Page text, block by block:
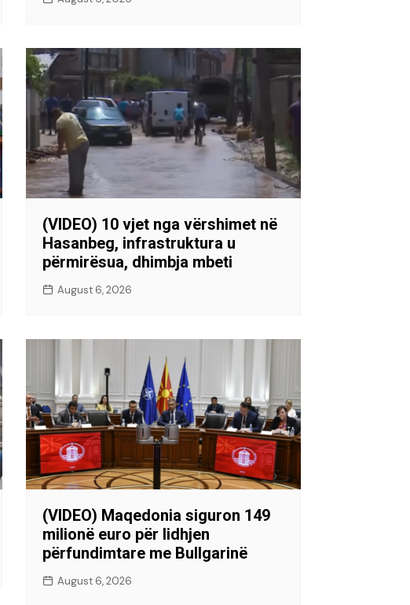
(VIDEO) 10 vjet nga vërshimet në
Hasanbeg, infrastruktura u
përmirësua, dhimbja mbeti
August 6, 2026
(VIDEO) Maqedonia siguron 149
milionë euro për lidhjen
përfundimtare me Bullgarinë
August 6, 2026